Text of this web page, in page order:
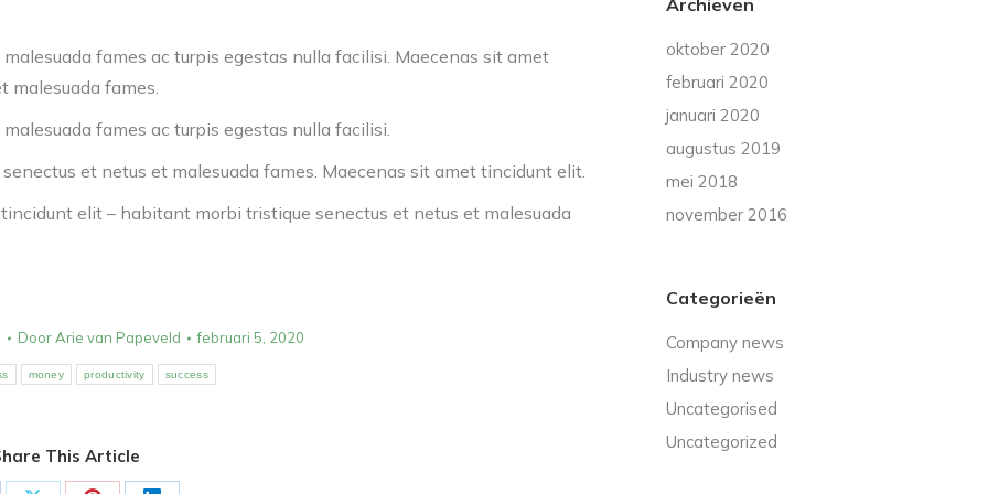
fames ac turpis egestas nulla facilisi. Maecenas sit amet
malesuada fames.
fames ac turpis egestas nulla facilisi.
et netus et malesuada fames. Maecenas sit amet tincidunt elit.
elit – habitant morbi tristique senectus et netus et malesuada
DoorArie van Papeveld februari 5, 2020
money productivity success
This Article
Archieven
oktober 2020
februari 2020
januari 2020
augustus 2019
mei 2018
november 2016
Categorieën
Company news
Industry news
Uncategorised
Uncategorized